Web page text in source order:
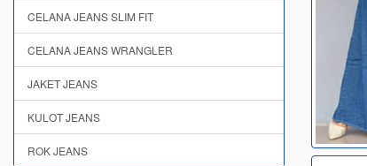
CELANA JEANS SLIM FIT
CELANA JEANS WRANGLER
JAKET JEANS
KULOT JEANS
ROK JEANS